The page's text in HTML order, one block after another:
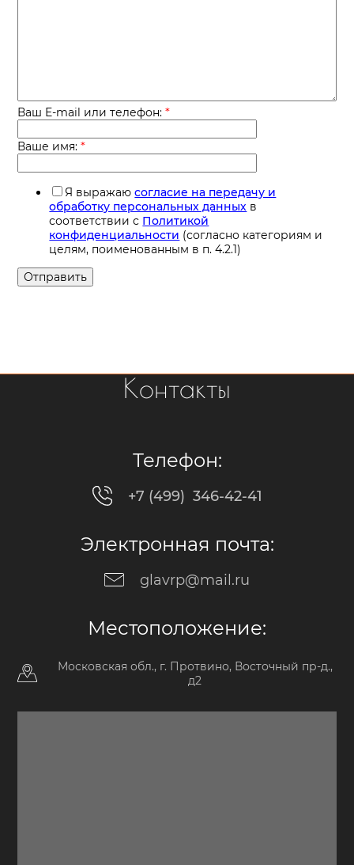
Ваш E-mail или телефон:*
Ваше имя:*
Я выражаюсогласие на передачу и
обработку персональных данных в
соответствии с Политикой
конфиденциальности (согласно категориям и
целям, поименованным в п. 4.2.1)
Отправить
Контакты
Телефон:
+7 (499) 346-42-41
Электронная почта:
glavrp@mail.ru
Местоположение:
Московская обл., г. Протвино, Восточный пр-д.,
д2